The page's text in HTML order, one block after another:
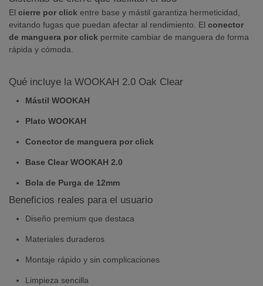
El cierre por click entre base y mástil garantiza hermeticidad,
evitando fugas que puedan afectar al rendimiento. El conector
de manguera por click permite cambiar de manguera de forma
rápida y cómoda.
Qué incluye la WOOKAH 2.0 Oak Clear
Mástil WOOKAH
Plato WOOKAH
Conector de manguera por click
Base Clear WOOKAH 2.0
Bola de Purga de 12mm
Beneficios reales para el usuario
Diseño premium que destaca
Materiales duraderos
Montaje rápido y sin complicaciones
Limpieza sencilla